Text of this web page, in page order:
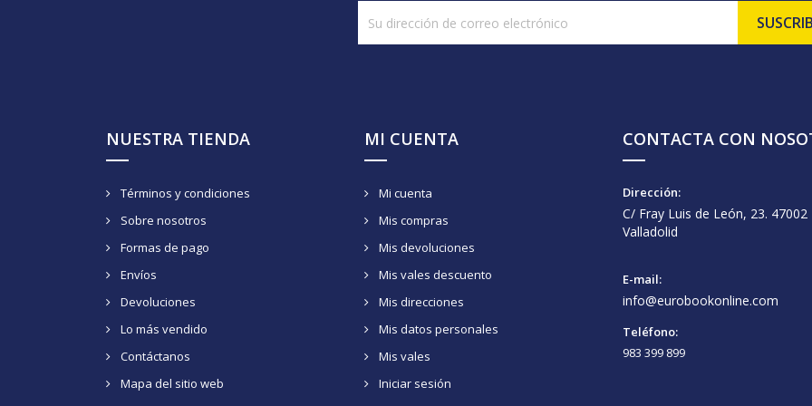
NUESTRA TIENDA
Términos y condiciones
Sobre nosotros
Formas de pago
Envíos
Devoluciones
Lo más vendido
Contáctanos
Mapa del sitio web
MI CUENTA
Mi cuenta
Mis compras
Mis devoluciones
Mis vales descuento
Mis direcciones
Mis datos personales
Mis vales
Iniciar sesión
CONTACTA CON
Dirección:
C/ Fray Luis de León, 23. 47002
Valladolid
E-mail:
info@eurobookonline.com
Teléfono:
983 399 899